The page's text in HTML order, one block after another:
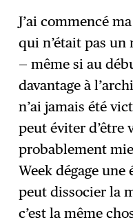
J’ai commencé
qui n’était pas
— même si au
davantage à
n’ai jamais été
peut éviter d’être
probablement
Week dégage
peut dissocier la
c’est la même